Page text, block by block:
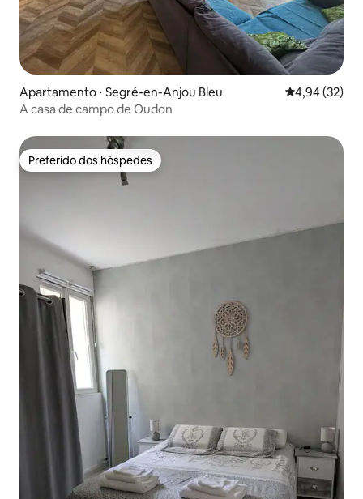
Apartamento ⋅ Segré-en-Anjou Bleu 4,94 de uma
4,94 (32)
A casa de campo de Oudon
Preferido dos hóspedes
Preferido dos hóspedes